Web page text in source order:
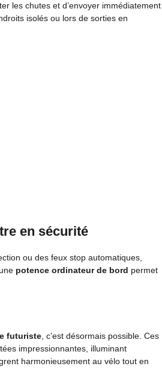
les chutes et d’envoyer immédiatement
isolés ou lors de sorties en
en sécurité
ou des feux stop automatiques,
potence ordinateur de bord permet
futuriste, c’est désormais possible. Ces
impressionnantes, illuminant
harmonieusement au vélo tout en